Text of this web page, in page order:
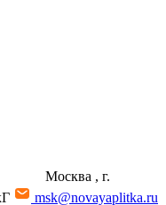
Москва , г.
msk@novayaplitka.ru